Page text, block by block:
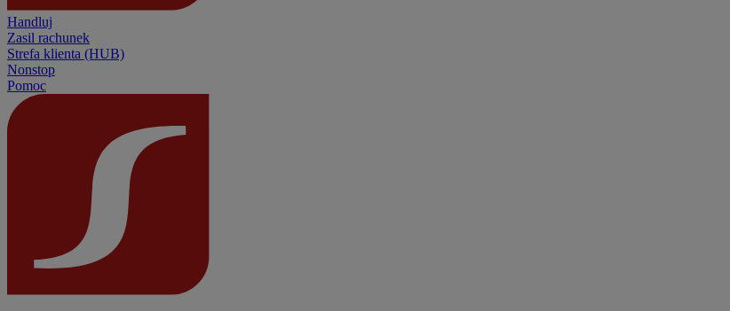
Handluj
Zasil rachunek
Strefa klienta (HUB)
Nonstop
Pomoc